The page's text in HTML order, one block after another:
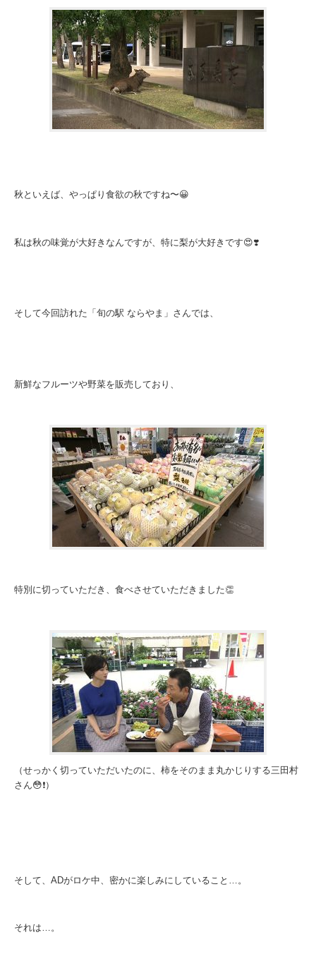
秋といえば、やっぱり食欲の秋ですね〜😀
私は秋の味覚が大好きなんですが、特に梨が大好きです😍❣️
そして今回訪れた「旬の駅 ならやま」さんでは、
新鮮なフルーツや野菜を販売しており、
特別に切っていただき、食べさせていただきました👏
（せっかく切っていただいたのに、柿をそのまま丸かじりする三田村
さん😳❗️）
そして、ADがロケ中、密かに楽しみにしていること…。
それは…。